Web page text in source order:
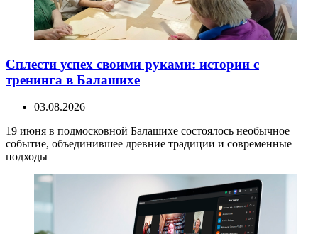
Сплести успех своими руками: истории с
тренинга в Балашихе
03.08.2026
19 июня в подмосковной Балашихе состоялось необычное
событие, объединившее древние традиции и современные
подходы